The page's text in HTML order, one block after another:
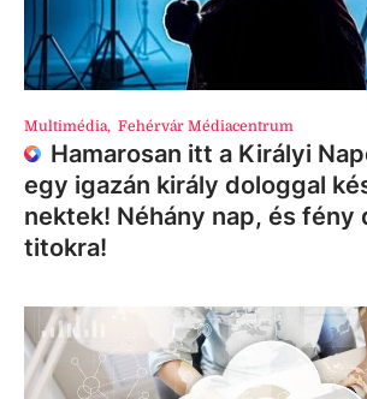
Multimédia, Fehérvár Médiacentrum
Hamarosan itt a Királyi
egy igazán király dologgal
nektek! Néhány nap, és fény
titokra!